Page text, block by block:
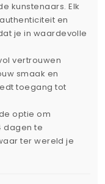
kunstenaars. Elk
en
je in waardevolle
vertrouwen
smaak en
toegang tot
optie om
dagen te
ter wereld je